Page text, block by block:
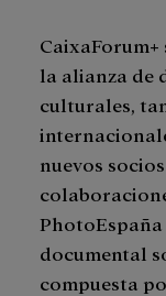
CaixaForum+
la alianza de
culturales,
nuevos
documental
compuesta